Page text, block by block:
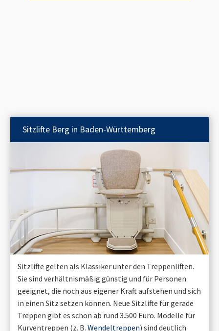
Sitzlifte Berg in Baden-Württemberg
Sitzlifte gelten als Klassiker unter den Treppenliften.
Sie sind verhältnismäßig günstig und für Personen
geeignet, die noch aus eigener Kraft aufstehen und sich
in einen Sitz setzen können. Neue Sitzlifte für gerade
Treppen gibt es schon ab rund 3.500 Euro. Modelle für
Kurventreppen (z. B. Wendeltreppen) sind deutlich